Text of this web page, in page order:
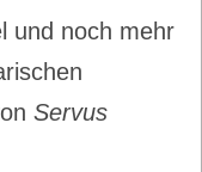
und noch mehr
Servus